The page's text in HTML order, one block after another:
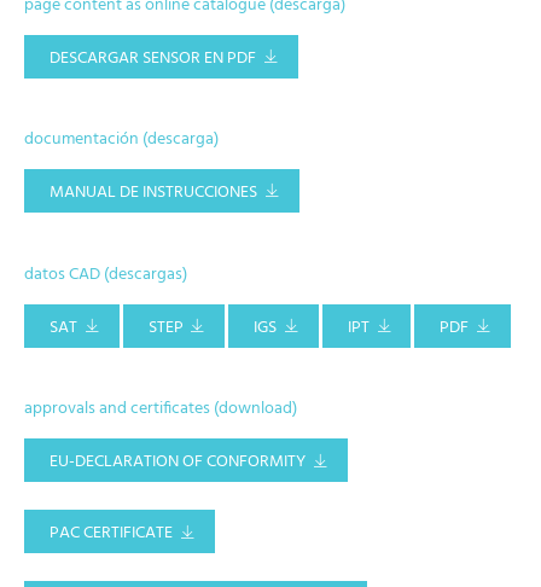
DESCARGAR SENSOR EN PDF
documentación (descarga)
MANUAL DE INSTRUCCIONES
datos CAD (descargas)
SAT
STEP IGS IPT PDF
approvals and certificates (download)
EU-DECLARATION OF CONFORMITY
PAC CERTIFICATE